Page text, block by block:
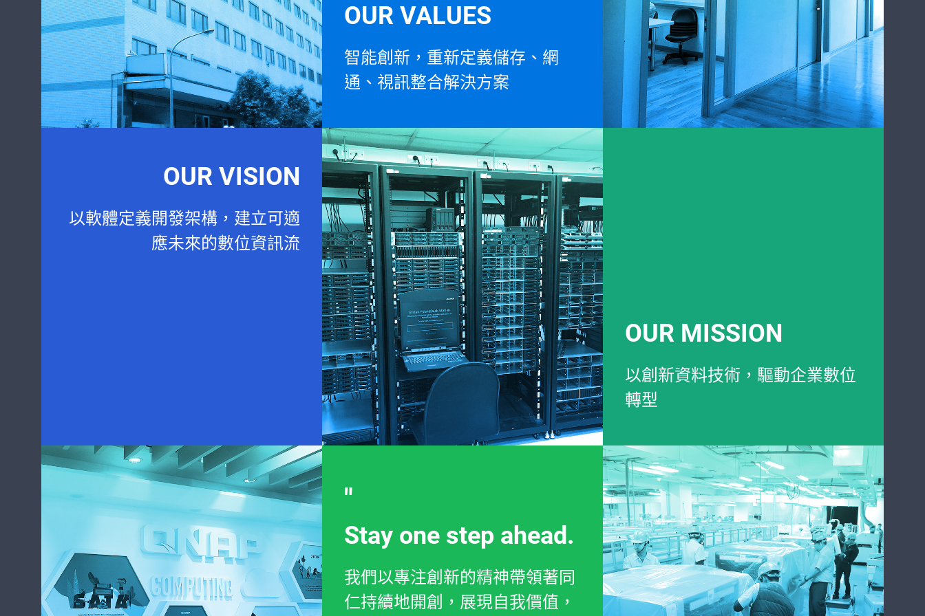
OUR VALUES
智能創新，重新定義儲存、網
通、視訊整合解決方案
OUR VISION
以軟體定義開發架構，建立可適
應未來的數位資訊流
OUR MISSION
以創新資料技術，驅動企業數位
轉型
Stay one step ahead.
我們以專注創新的精神帶領著同
仁持續地開創，展現自我價值，